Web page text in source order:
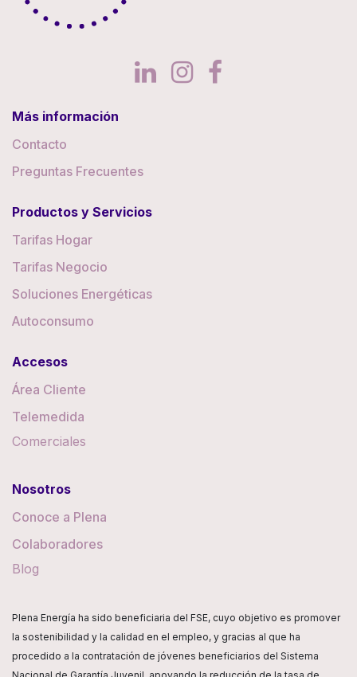
Más información
Contacto
Preguntas Frecuentes
Productos y Servicios
Tarifas Hogar
Tarifas Negocio
Soluciones Energéticas
Autoconsumo
Accesos
Área Cliente
Telemedida
Comerciales
Nosotros
Conoce a Plena
Colaboradores
Blog
Plena Energía ha sido beneficiaria del FSE, cuyo objetivo es promover
la sostenibilidad y la calidad en el empleo, y gracias al que ha
procedido a la contratación de jóvenes beneficiarios del Sistema